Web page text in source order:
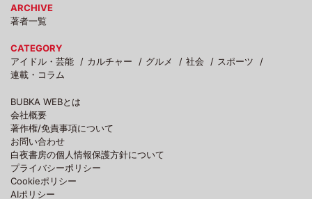
ARCHIVE
著者一覧
CATEGORY
アイドル・芸能
カルチャー グルメ 社会
スポーツ
連載・コラム
BUBKA WEBとは
会社概要
著作権/免責事項について
お問い合わせ
白夜書房の個人情報保護方針について
プライバシーポリシー
Cookieポリシー
AIポリシー